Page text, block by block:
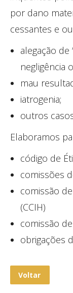
por dano
cessantes e
alegação
negligência
mau
iatrogenia;
outros
Elaboramos
código de
comissões
comissão
(CCIH)
comissão
obrigações
Voltar